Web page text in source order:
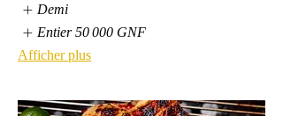
Demi
Entier 50 000 GNF
Afficher plus